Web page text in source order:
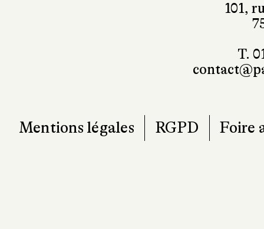
101,
T.
Mentions légales RGPD Foire